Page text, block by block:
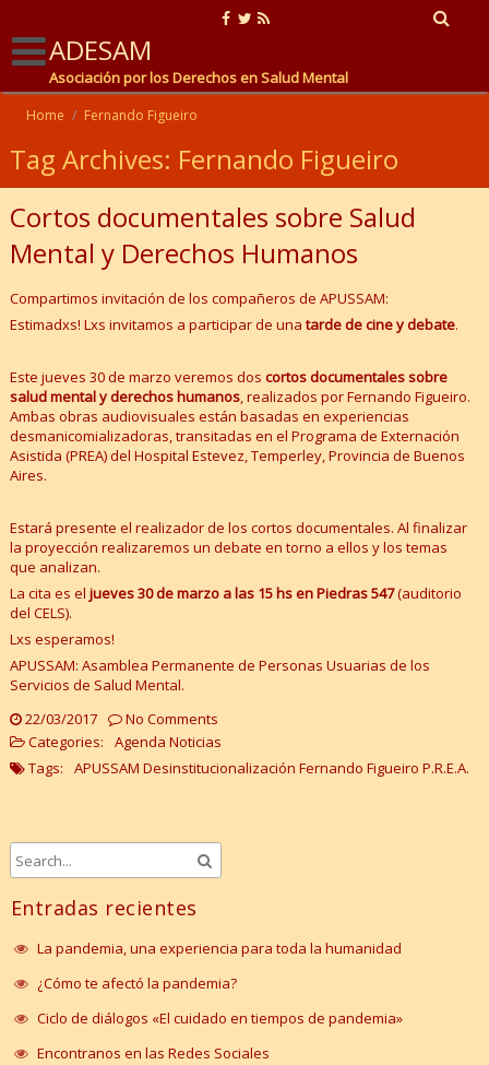
ADESAM
Asociación por los Derechos en Salud Mental
Home / Fernando Figueiro
Tag Archives: Fernando Figueiro
Cortos documentales sobre Salud
Mental y Derechos Humanos
Compartimos invitación de los compañeros de APUSSAM:
Estimadxs! Lxs invitamos a participar de unatarde de cine y debate.
Este jueves 30 de marzo veremos dos cortos documentales sobre
salud mental y derechos humanos, realizados por Fernando Figueiro.
Ambas obras audiovisuales están basadas en experiencias
desmanicomializadoras, transitadas en el Programa de Externación
Asistida (PREA) del Hospital Estevez, Temperley, Provincia de Buenos
Aires.
Estará presente el realizador de los cortos documentales. Al finalizar
la proyección realizaremos un debate en torno a ellos y los temas
que analizan.
La cita es el jueves 30 de marzo a las 15 hs en Piedras 547(auditorio
del CELS).
Lxs esperamos!
APUSSAM: Asamblea Permanente de Personas Usuarias de los
Servicios de Salud Mental.
22/03/2017
No Comments
Categories:
Agenda Noticias
Tags:
APUSSAM Desinstitucionalización Fernando Figueiro P.R.E.A.
Entradas recientes
La pandemia, una experiencia para toda la humanidad
¿Cómo te afectó la pandemia?
Ciclo de diálogos «El cuidado en tiempos de pandemia»
Encontranos en las Redes Sociales